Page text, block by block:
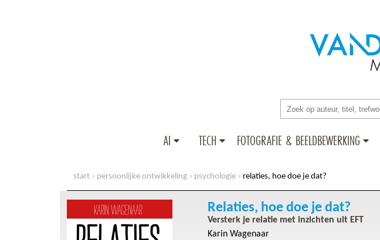
AI TECH FOTOGRAFIE & BEELDBEWERKING
start persoonlijke ontwikkeling psychologie relaties, hoe doe je dat?
Relaties, hoe doe je dat?
Versterk je relatie met inzichten uit EFT
Karin Wagenaar